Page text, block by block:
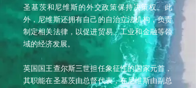
圣基茨和尼维斯的外交政策保持决策权。此
外，尼维斯还拥有自己的自治立法机构，负责
制定相关法律，以促进贸易、工业和金融等领
域的经济发展。
英国国王查尔斯三世担任象征性的国家元首，
其职能在圣基茨由总督代表，在尼维斯由副总